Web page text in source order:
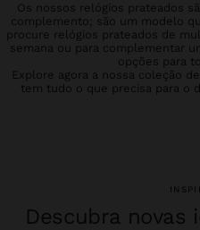
Os nossos relógios prateados
complemento; são um modelo
procure relógios prateados de
semana ou para complementar
opções para
Explore agora a nossa coleção
tem tudo o que precisa para o
Descubra novas